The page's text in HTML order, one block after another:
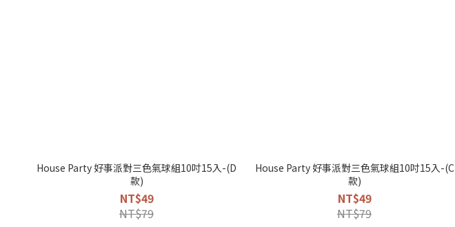
House Party 好事派對三色氣球組10吋15入-(D
款)
NT$49
NT$79
House Party 好事派對三色氣球組10吋15入-(C
款)
NT$49
NT$79